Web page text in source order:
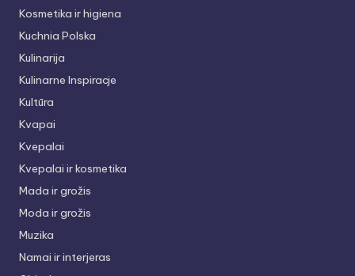
Kosmetika ir higiena
Kuchnia Polska
Kulinarija
Kulinarne Inspiracje
Kultūra
Kvapai
Kvepalai
Kvepalai ir kosmetika
Mada ir grožis
Moda ir grožis
Muzika
Namai ir interjeras